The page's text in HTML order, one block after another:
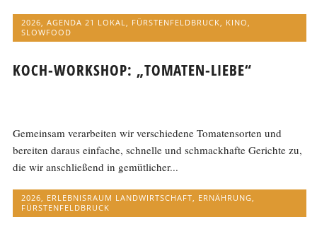
2026,AGENDA 21 LOKAL, FÜRSTENFELDBRUCK, KINO,
SLOWFOOD
KOCH-WORKSHOP: „TOMATEN-LIEBE“
Gemeinsam verarbeiten wir verschiedene Tomatensorten und
bereiten daraus einfache, schnelle und schmackhafte Gerichte zu,
die wir anschließend in gemütlicher...
2026 ERLEBNISRAUM LANDWIRTSCHAFT ERNÄHRUNG
FÜRSTENFELDBRUCK